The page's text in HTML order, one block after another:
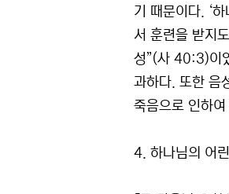
기 때문이다. ‘
서 훈련을 받지
성”(사 40:3)이
과하다. 또한 음
죽음으로 인하
4. 하나님의 어